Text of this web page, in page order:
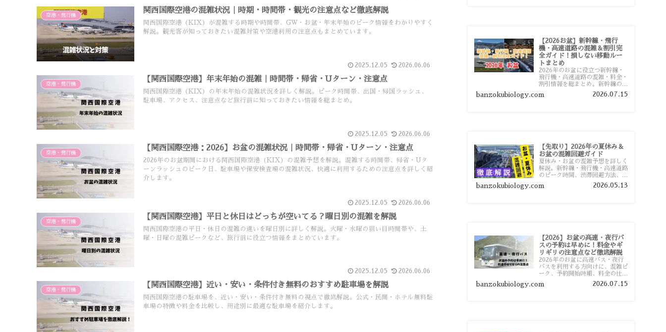
空港・飛行機
関西国際空港の混雑状況｜時期・時間帯・観光の注意点など徹底解説
関西国際空港（KIX）が混雑する時期や時間帯、GW・お盆・年末年始のピーク情報をわかりやすく
解説。観光客が知っておきたい混雑対策や空港利用の注意点もまとめています。
2025.12.05 2026.06.06
空港・飛行機
【関西国際空港】年末年始の混雑｜時間帯・帰省・Uターン・注意点
関西国際空港（KIX）の年末年始の混雑状況を詳しく解説。ピーク時間帯、出国・帰国ラッシュ、
駐車場、アクセス、注意点など旅行前に知っておきたい情報を総まとめ。
2025.12.05 2026.06.06
空港・飛行機
【関西国際空港：2026】お盆の混雑状況｜時間帯・帰省・Uターン・注意点
2026年のお盆期間における関西国際空港（KIX）の混雑予想を解説。混雑する時間帯、帰省・Uタ
ーンラッシュのピーク日、駐車場や保安検査場の混雑状況、快適に利用するための注意点を詳しく紹
介します。
2025.12.05 2026.06.06
空港・飛行機
【関西国際空港】平日と休日はどっちが空いてる？曜日別の混雑を解説
関西国際空港の平日・休日の混雑の違いを曜日別に詳しく解説。火曜・水曜の狙い目時間帯や、土
曜・日曜の混雑ピークなど、旅行前に役立つ情報をまとめています。
2025.12.05 2026.06.06
空港・飛行機
【関西国際空港】近い・安い・条件付き無料のおすすめ駐車場を解説
関西国際空港の駐車場を、近い・安い・条件付き無料の視点で徹底解説。公式・民間・ホテル無料駐
車場の特徴や料金を比較し、用途別に最適な駐車場を紹介します。
【2026お盆】新幹線・飛行
機・高速道路の混雑＆割引完
全ガイド！損しない移動ルー
トまとめ
2026年のお盆に役立つ新幹線・
飛行機・高速道路の混雑・料金・
割引情報を総まとめ。新幹線の予
約や最繁忙期料金、飛行機を安く
予約するコツ、高速道路の休日割
banzokubiology.com 2026.07.15
【先取り】2026年の夏休み＆
お盆の混雑回避ガイド
夏休み・お盆の混雑予想を詳しく
解説。新幹線・飛行機・高速道路
のピーク時間、渋滞回避方法、混
雑しやすい観光地、交通手段別の
特徴まで旅行者向けに分かりやす
banzokubiology.com 2026.05.13
【2026】お盆の高速・夜行バ
スの予約は早めに！料金やギ
リギリの注意点など徹底解説
2026年のお盆に高速バス・夜行
バスを利用する方向けに、混雑ピ
ーク、予約開始時期、料金の仕組
み、キャンセル待ちのコツ、直前
予約の注意点まで詳しく解説しま
banzokubiology.com 2026.07.15